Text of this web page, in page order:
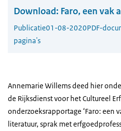
Download: Faro, een vak
Publicatie01-08-2020PDF-
pagina's
Annemarie Willems deed hier
de Rijksdienst voor het Cultureel
onderzoeksrapportage ‘Faro: een
literatuur, sprak met